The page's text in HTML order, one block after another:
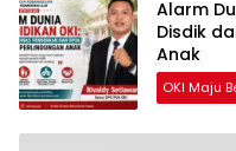
Alarm
Disdik
Anak
OKI Maju